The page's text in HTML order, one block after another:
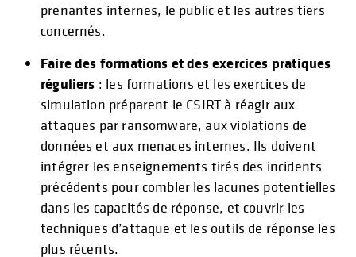
prenantes internes, le public et les autres tiers
concernés.
Faire des formations et des exercices pratiques
réguliers : les formations et les exercices de
simulation préparent le CSIRT à réagir aux
attaques par ransomware, aux violations de
données et aux menaces internes. Ils doivent
intégrer les enseignements tirés des incidents
précédents pour combler les lacunes potentielles
dans les capacités de réponse, et couvrir les
techniques d’attaque et les outils de réponse les
plus récents.